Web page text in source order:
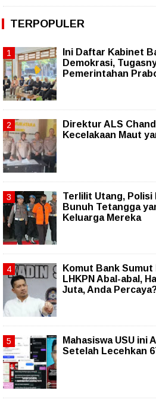
TERPOPULER
Ini Daftar Kabinet
Demokrasi,
Pemerintahan
Direktur ALS
Kecelakaan Maut
Terlilit Utang, Polisi
Bunuh Tetangga
Keluarga Mereka
Komut Bank
LHKPN Abal-abal,
Juta, Anda
Mahasiswa USU ini
Setelah Lecehkan